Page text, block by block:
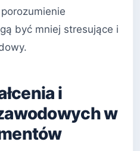
być mniej stresujące i
i
w